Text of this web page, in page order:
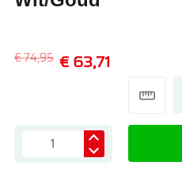
gallerij
gallerij
€ 63,71
€ 74,95